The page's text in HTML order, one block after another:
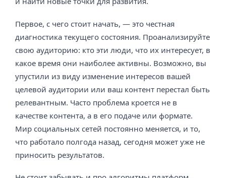
Первое, с чего стоит начать, — это честная
диагностика текущего состояния. Проанализируйте
свою аудиторию: кто эти люди, что их интересует, в
какое время они наиболее активны. Возможно, вы
упустили из виду изменение интересов вашей
целевой аудитории или ваш контент перестал быть
релевантным. Часто проблема кроется не в
качестве контента, а в его подаче или формате.
Мир социальных сетей постоянно меняется, и то,
что работало полгода назад, сегодня может уже не
приносить результатов.